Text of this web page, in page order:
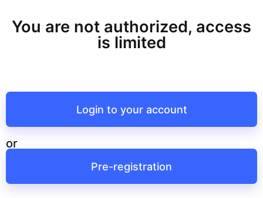
You are not authorized, access
is limited
Login to your account
or
Pre-registration